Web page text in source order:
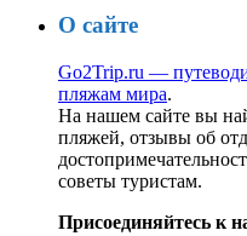
О сайте
Go2Trip.ru —
пляжам мира.
На нашем сайте вы
пляжей, отзывы об
советы туристам.
Присоединяйтесь к